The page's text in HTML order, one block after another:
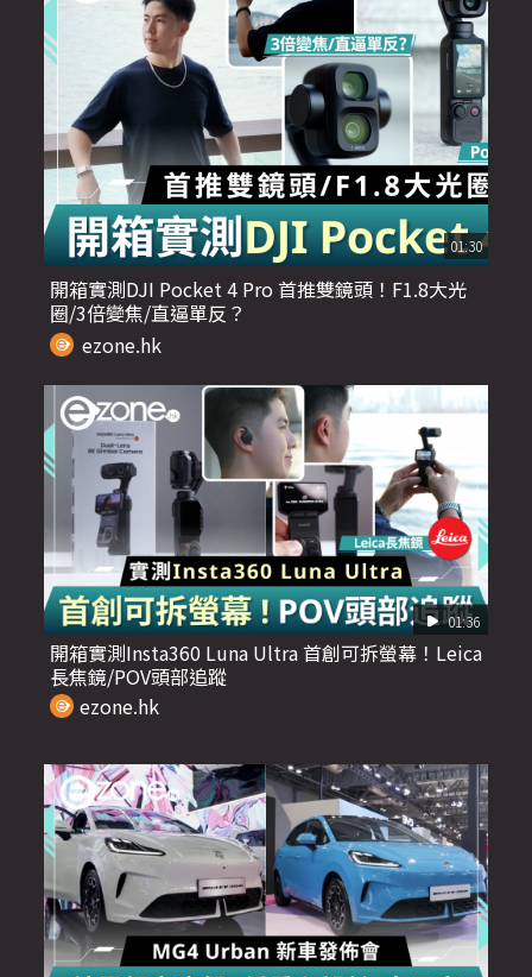
01:30
開箱實測DJI Pocket 4 Pro 首推雙鏡頭！F1.8大光
圈/3倍變焦/直逼單反？
ezone.hk
01:36
開箱實測Insta360 Luna Ultra 首創可拆螢幕！Leica
長焦鏡/POV頭部追蹤
ezone.hk